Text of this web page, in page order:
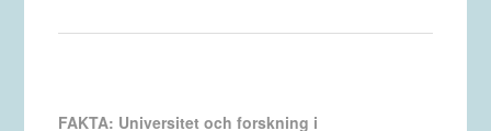
FAKTA: Universitet och forskning i